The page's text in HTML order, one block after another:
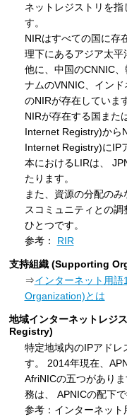
ネットレジストリを
す。
NIRはすべての国に存
理下にあるアジア太
他に、中国のCNNIC
ナムのVNNIC、イン
のNIRが存在しています
NIRが存在する国また
Internet Registry)から
Internet Registry)にIP
本におけるLIRは、
たります。
また、資源の分配の
スコミュニティとの
ひとつです。
参考： RIR
支持組織 (Supporting
⇒インターネット用
Organization)とは
地域インターネットレジ
Registry)
特定地域内のIPアドレ
す。 2014年現在、
AfriNICの五つがあり
務は、 APNICの配下で
参考：インターネット